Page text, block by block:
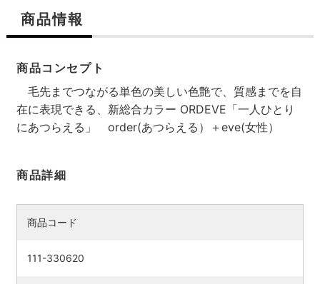
商品情報
商品コンセプト
毛先までつながる単色の美しい色艶で、質感までを自
在に表現できる、新総合カラー ORDEVE「一人ひとり
にあつらえる」 order(あつらえる）＋eve(女性）
商品詳細
商品コード
111-330620